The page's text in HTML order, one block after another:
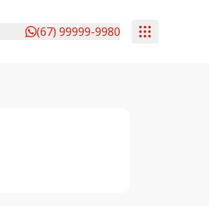
(67) 99999-9980